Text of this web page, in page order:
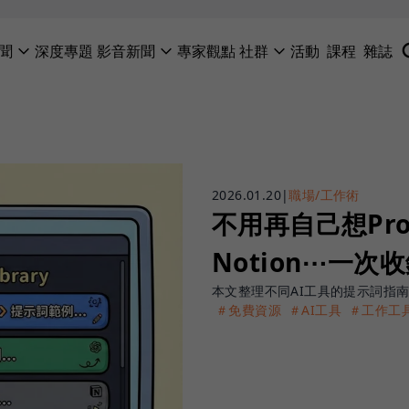
深度專題 影音新聞 專家觀點社群 活動 課程 雜誌
2026.01.20|職場/工作術
不用再自己想
Notion⋯一次收
本文整理不同AI工具的提示詞指
＃免費資源 ＃AI工具 ＃工作工